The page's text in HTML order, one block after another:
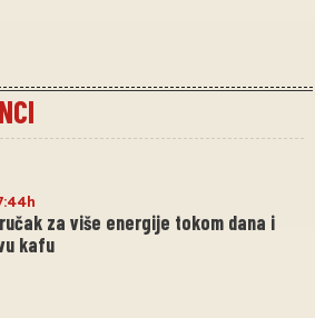
za više energije tokom dana i
kafu